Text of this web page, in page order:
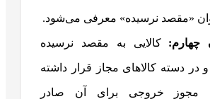
«مقصد نرسیده» معرفی می‌شود‌.
چهارم:کالایی به مقصد نرسیده
در دسته کالاهای مجاز قرار داشته
مجوز خروجی برای آن صادر